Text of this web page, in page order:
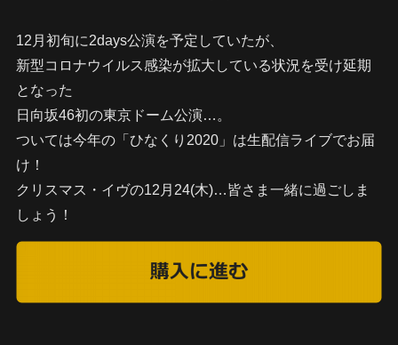
12月初旬に2days公演を予定していたが、
新型コロナウイルス感染が拡大している状況を受け延期
となった
日向坂46初の東京ドーム公演…。
ついては今年の「ひなくり2020」は生配信ライブでお届
け！
クリスマス・イヴの12月24(木)…皆さま一緒に過ごしま
しょう！